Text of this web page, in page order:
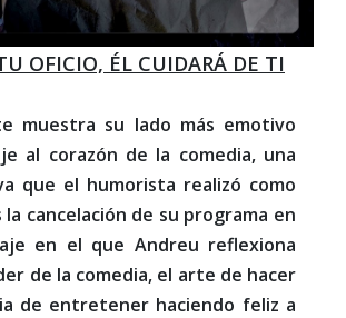
OFICIO, ÉL CUIDARÁ DE TI
muestra su lado más emotivo
al corazón de la comedia, una
que el humorista realizó como
cancelación de su programa en
en el que Andreu reflexiona
de la comedia, el arte de hacer
de entretener haciendo feliz a